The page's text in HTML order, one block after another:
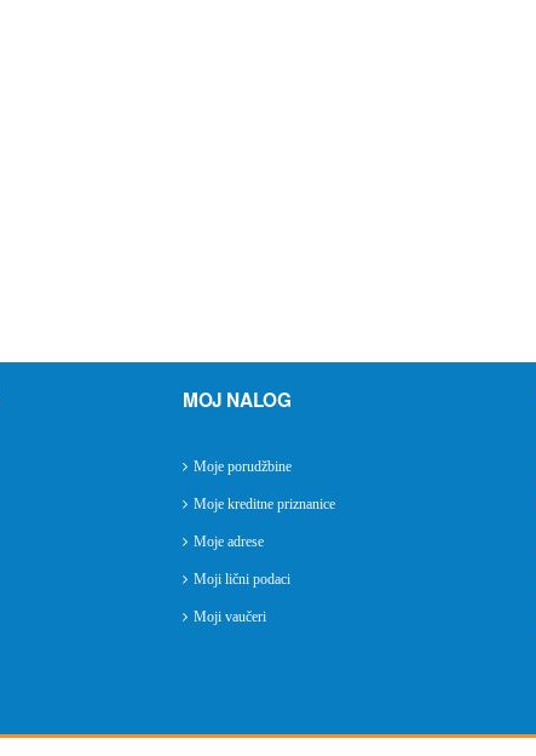
MOJ NALOG
Moje porudžbine
Moje kreditne priznanice
Moje adrese
Moji lični podaci
Moji vaučeri